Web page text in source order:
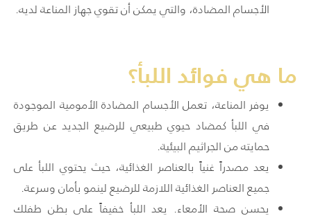
الأجسام المضادة، والتي يمكن أن تقوي جهاز المناعة لديه.
ما هي فوائد اللبأ؟
يوفر المناعة، تعمل الأجسام المضادة الأمومية الموجودة
في اللبأ كمضاد حيوي طبيعي للرضيع الجديد عن طريق
حمايته من الجراثيم البيئية.
يعد مصدراً غنياً بالعناصر الغذائية، حيث يحتوي اللبأ على
جميع العناصر الغذائية اللازمة للرضيع لينمو بأمان وسرعة.
يحسن صحة الأمعاء. يعد اللبأ خفيفاً على بطن طفلك